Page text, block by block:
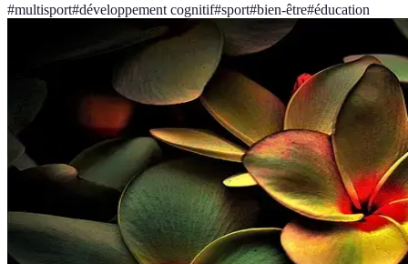
#multisport#développement cognitif#sport#bien-être#éducation